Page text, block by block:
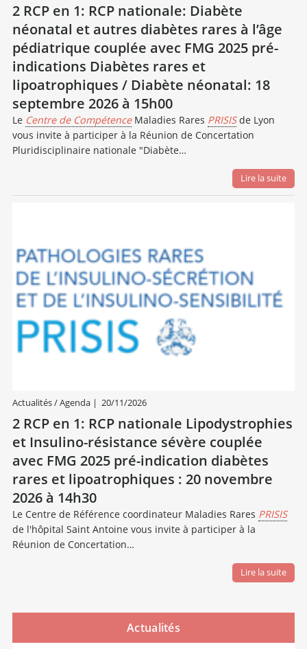
2 RCP en 1: RCP nationale: Diabète
néonatal et autres diabètes rares à l’âge
pédiatrique couplée avec FMG 2025 pré-
indications Diabètes rares et
lipoatrophiques / Diabète néonatal: 18
septembre 2026 à 15h00
Le Centre de CompétenceMaladies Rares PRISISde Lyon
vous invite à participer à la Réunion de Concertation
Pluridisciplinaire nationale "Diabète…
Lire la suite
Actualités / Agenda| 20/11/2026
2 RCP en 1: RCP nationale Lipodystrophies
et Insulino-résistance sévère couplée
avec FMG 2025 pré-indication diabètes
rares et lipoatrophiques : 20 novembre
2026 à 14h30
Le Centre de Référence coordinateur Maladies Rares PRISIS
de l'hôpital Saint Antoine vous invite à participer à la
Réunion de Concertation…
Lire la suite
Actualités